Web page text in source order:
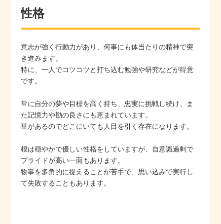
性格
意志が強く行動力があり、何事にも体当たりの精神で突
き進みます。
特に、一人でコツコツと打ち込む勉強や研究などが得意
です。
常に自分の夢や目標を高く持ち、忠実に挑戦し続け、ま
た記憶力や勘の良さにも恵まれています。
華があるのでどこにいても人目を引く存在になります。
根は穏やかで優しい性格をしていますが、自意識過剰で
プライドが高い一面もあります。
物事を多角的に捉えることが苦手で、思い込みで実行し
て失敗することもあります。